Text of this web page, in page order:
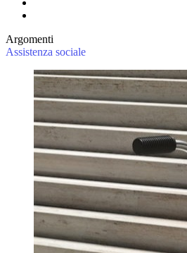
Argomenti
Assistenza sociale